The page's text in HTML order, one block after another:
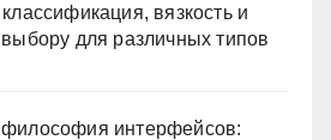
вязкость и
для различных типов
интерфейсов: